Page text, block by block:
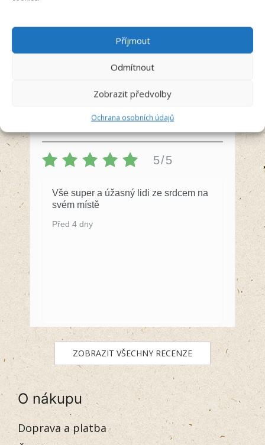
Příjmout
Odmítnout
Zobrazit předvolby
Ochrana osobních údajů
Recenzent
5/5
Vše super a úžasný lidi ze srdcem na
svém místě
Před 4 dny
ZOBRAZIT VŠECHNY RECENZE
O nákupu
Doprava a platba